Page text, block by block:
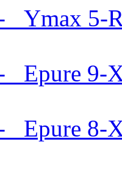
Ymax 5-
Epure 9-
Epure 8-